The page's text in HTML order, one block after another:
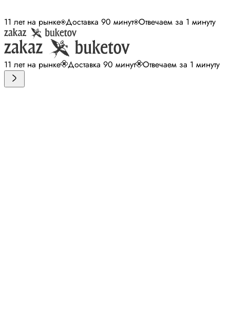
11 лет на рынке Доставка 90 минут Отвечаем за 1 минуту
11 лет на рынке Доставка 90 минут Отвечаем за 1 минуту